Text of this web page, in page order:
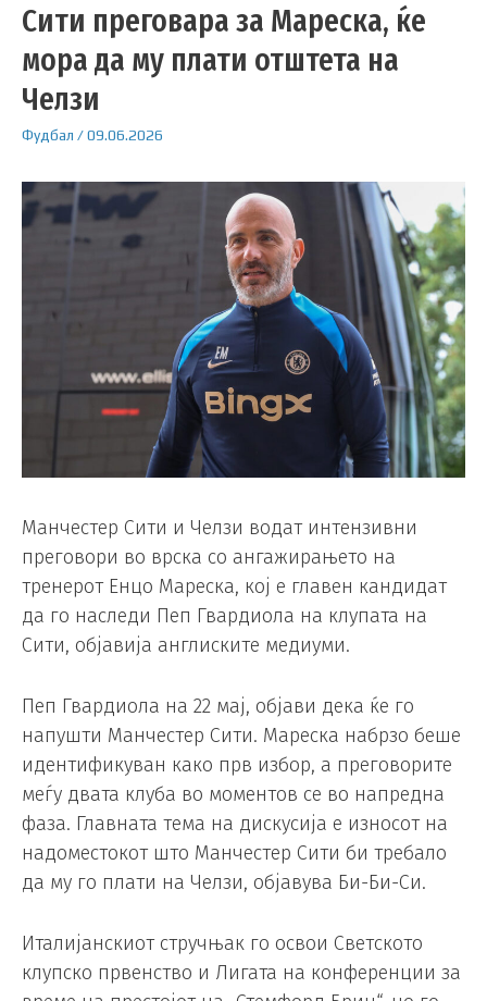
Сити преговара за Мареска, ќе
мора да му плати отштета на
Челзи
Фудбал /09.06.2026
Манчестер Сити и Челзи водат интензивни
преговори во врска со ангажирањето на
тренерот Енцо Мареска, кој е главен кандидат
да го наследи Пеп Гвардиола на клупата на
Сити, објавија англиските медиуми.
Пеп Гвардиола на 22 мај, објави дека ќе го
напушти Манчестер Сити. Мареска набрзо беше
идентификуван како прв избор, а преговорите
меѓу двата клуба во моментов се во напредна
фаза. Главната тема на дискусија е износот на
надоместокот што Манчестер Сити би требало
да му го плати на Челзи, објавува Би-Би-Си.
Италијанскиот стручњак го освои Светското
клупско првенство и Лигата на конференции за